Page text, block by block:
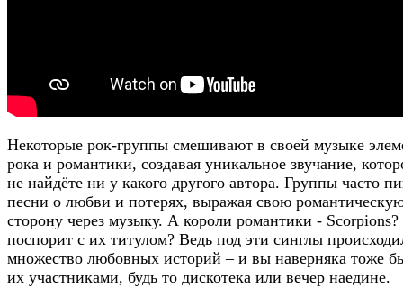
Некоторые рок-группы смешивают в своей музыке
рока и романтики, создавая уникальное звучание,
не найдёте ни у какого другого автора. Группы часто
песни о любви и потерях, выражая свою
сторону через музыку. А короли романтики - Scorpions?
поспорит с их титулом? Ведь под эти синглы
множество любовных историй – и вы наверняка тоже
их участниками, будь то дискотека или вечер наедине.